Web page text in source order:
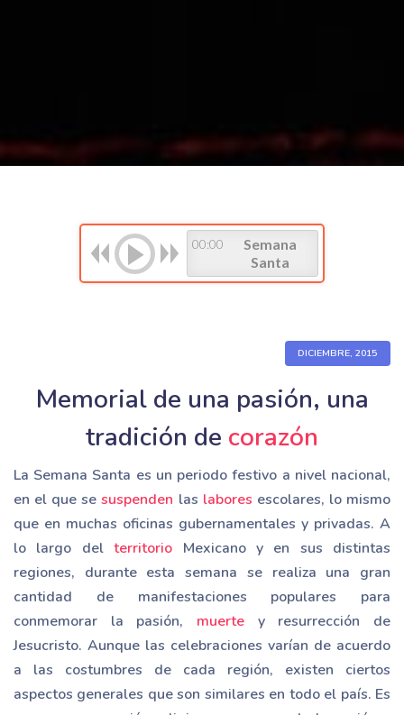
00:00
Semana
Santa
DICIEMBRE, 2015
Memorial de una pasión, una
tradición de corazón
La Semana Santa es un periodo festivo a nivel nacional,
en el que sesuspenden las labores escolares, lo mismo
que en muchas oficinas gubernamentales y privadas. A
lo largo delterritorio Mexicano y en sus distintas
regiones, durante esta semana se realiza una gran
cantidad de manifestaciones populares para
conmemorar la pasión, muerte y resurrección de
Jesucristo. Aunque las celebraciones varían de acuerdo
a las costumbres de cada región, existen ciertos
aspectos generales que son similares en todo el país. Es